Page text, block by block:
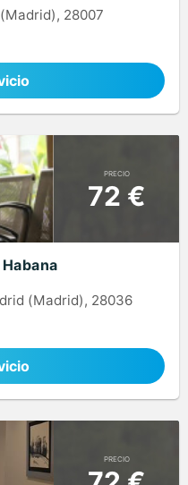
28007
PRECIO
72 €
(Madrid), 28036
PRECIO